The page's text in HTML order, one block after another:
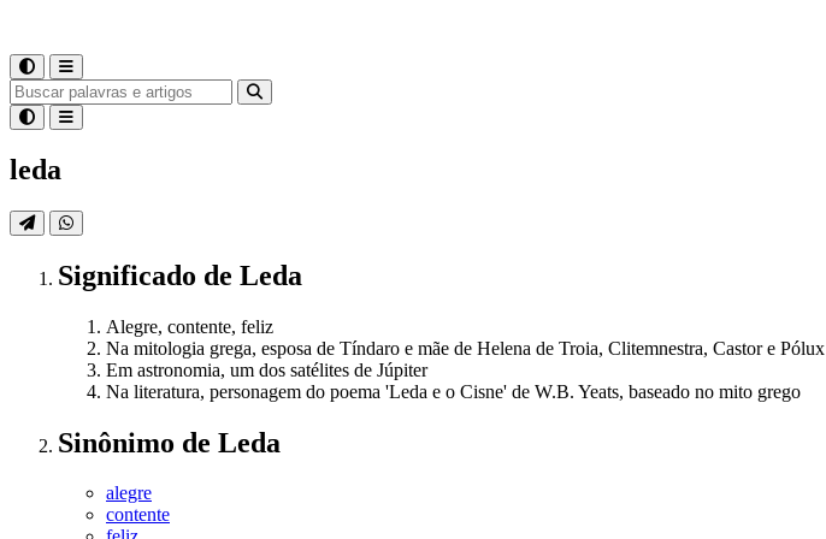
leda
Significado de Leda
Alegre, contente, feliz
Na mitologia grega, esposa de Tíndaro e mãe de Helena de Troia, Clitemnestra, Castor e Pólux
Em astronomia, um dos satélites de Júpiter
Na literatura, personagem do poema 'Leda e o Cisne' de W.B. Yeats, baseado no mito grego
Sinônimo de Leda
alegre
contente